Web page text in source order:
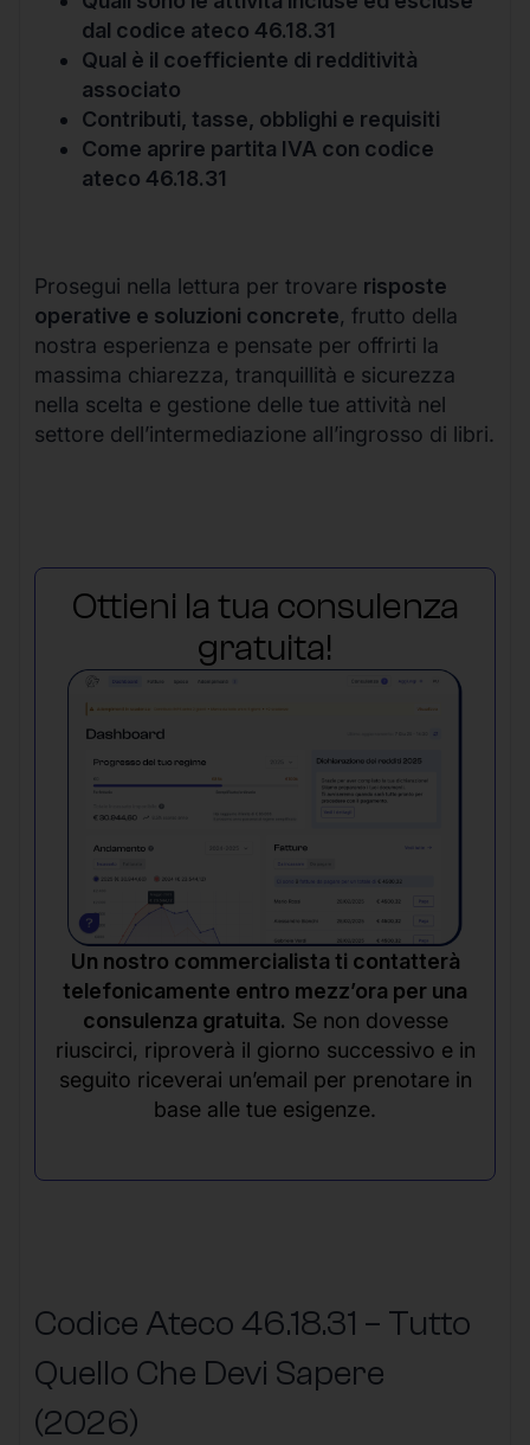
dal codice ateco 46.18.31
Qual è il coefficiente di redditività
associato
Contributi, tasse, obblighi e requisiti
Come aprire partita IVA con codice
ateco 46.18.31
Prosegui nella lettura per trovare risposte
operative e soluzioni concrete, frutto della
nostra esperienza e pensate per offrirti la
massima chiarezza, tranquillità e sicurezza
nella scelta e gestione delle tue attività nel
settore dell’intermediazione all’ingrosso di libri.
Ottieni la tua consulenza
gratuita!
Un nostro commercialista ti contatterà
telefonicamente entro mezz’ora per una
consulenza gratuita. Se non dovesse
riuscirci, riproverà il giorno successivo e in
seguito riceverai un’email per prenotare in
base alle tue esigenze.
Codice Ateco 46.18.31 – Tutto
Quello Che Devi Sapere
(2026)